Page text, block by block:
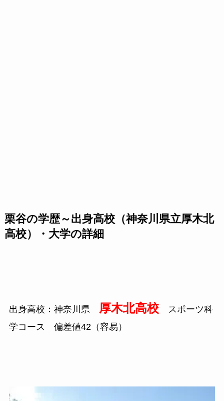
栗谷の学歴～出身高校（神奈川県立厚木北
高校）・大学の詳細
出身高校：神奈川県 厚木北高校スポーツ科
学コース 偏差値42（容易）